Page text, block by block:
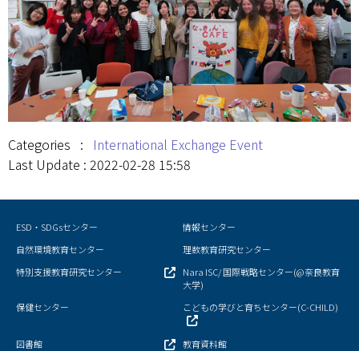
Categories : International Exchange Event
Last Update : 2022-02-28 15:58
ESD・SDGsセンター
情報センター
自然環境教育センター
理数教育研究センター
特別支援教育研究センター
Nara ISC/ 国際戦略センター(@奈良教育
大学)
保健センター
こどもの学びと育ちセンター(C-CHILD)
図書館
教育資料館